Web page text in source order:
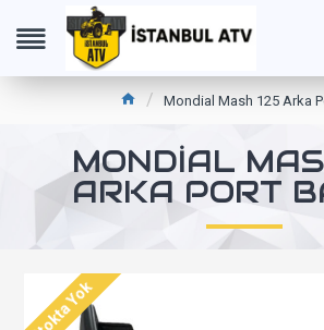
Mondial Mash 125 Arka
MONDIAL
ARKA PORT
Stokta Yok